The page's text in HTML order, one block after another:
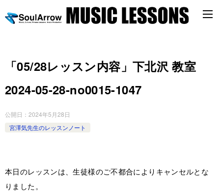
「05/28レッスン内容」下北沢 教室
2024-05-28-no0015-1047
公開日： 2024年5月28日
宮澤気先生のレッスンノート
本日のレッスンは、生徒様のご不都合によりキャンセルとな
りました。